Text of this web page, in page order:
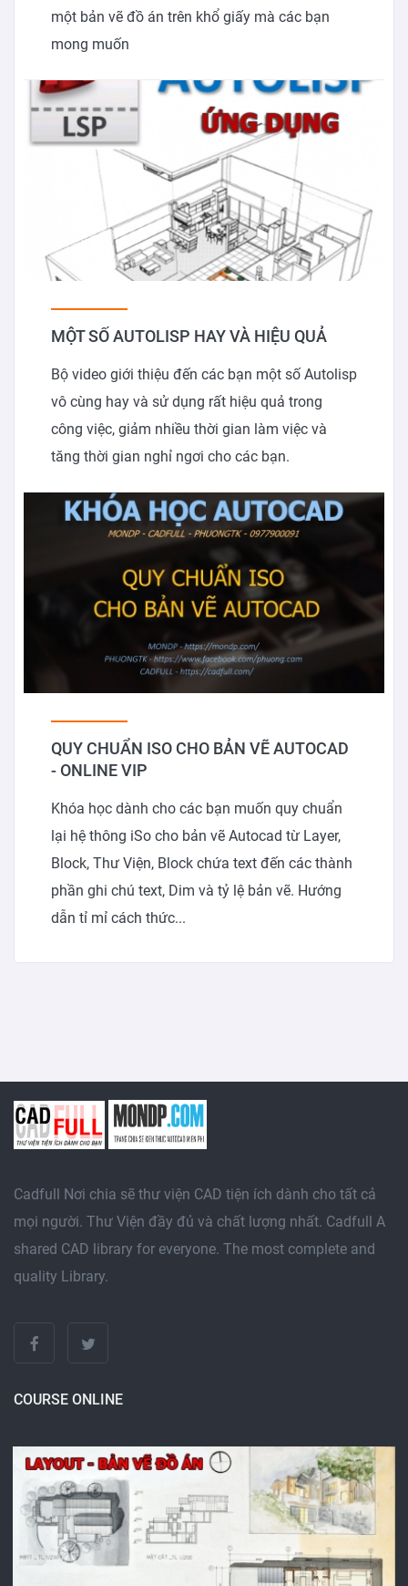
một bản vẽ đồ án trên khổ giấy mà các bạn
mong muốn
MỘT SỐ AUTOLISP HAY VÀ HIỆU QUẢ
Bộ video giới thiệu đến các bạn một số Autolisp
vô cùng hay và sử dụng rất hiệu quả trong
công việc, giảm nhiều thời gian làm việc và
tăng thời gian nghỉ ngơi cho các bạn.
QUY CHUẨN ISO CHO BẢN VẼ AUTOCAD
- ONLINE VIP
Khóa học dành cho các bạn muốn quy chuẩn
lại hệ thông iSo cho bản vẽ Autocad từ Layer,
Block, Thư Viện, Block chứa text đến các thành
phần ghi chú text, Dim và tỷ lệ bản vẽ. Hướng
dẫn tỉ mỉ cách thức...
Cadfull Nơi chia sẽ thư viện CAD tiện ích dành cho tất cả
mọi người. Thư Viện đầy đủ và chất lượng nhất. Cadfull A
shared CAD library for everyone. The most complete and
quality Library.
COURSE ONLINE